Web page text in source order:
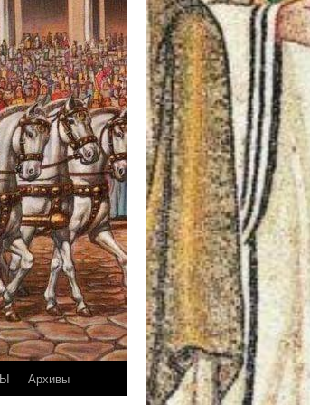
Архивы